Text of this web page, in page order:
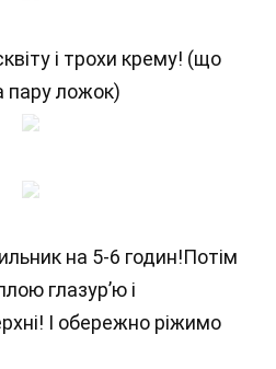
і трохи крему! (що
пару ложок)
на 5-6 годин!Потім
глазур’ю і
І обережно ріжимо